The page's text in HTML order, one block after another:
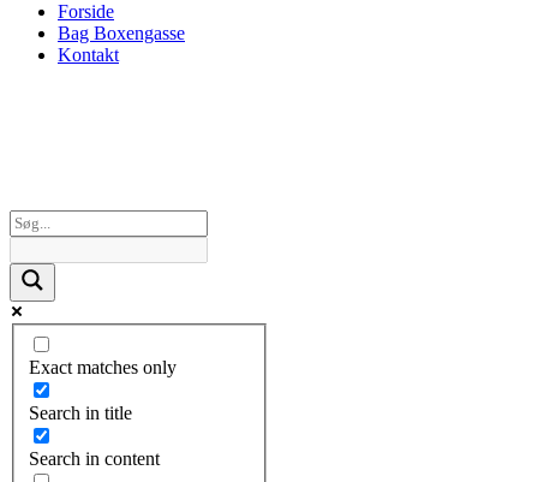
Forside
Bag Boxengasse
Kontakt
Exact matches only
Search in title
Search in content